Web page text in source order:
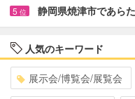
5 位 静岡県焼津市であら
人気のキーワード
展示会/博覧会/展覧会